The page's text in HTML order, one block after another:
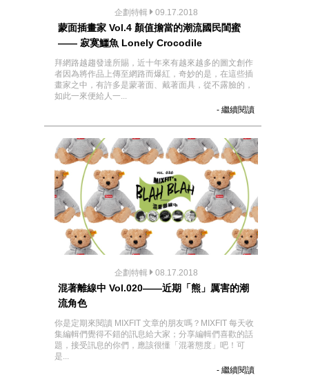
企劃特輯 09.17.2018
蒙面插畫家 Vol.4 顏值擔當的潮流國民閨蜜
—— 寂寞鱷魚 Lonely Crocodile
拜網路越趨發達所賜，近十年來有越來越多的圖文創作
者因為將作品上傳至網路而爆紅，奇妙的是，在這些插
畫家之中，有許多是蒙著面、戴著面具，從不露臉的，
如此一來便給人一...
- 繼續閱讀
企劃特輯 08.17.2018
混著離線中 Vol.020——近期「熊」厲害的潮
流角色
你是定期來閱讀 MIXFIT 文章的朋友嗎？MIXFIT 每天收
集編輯們覺得不錯的訊息給大家；分享編輯們喜歡的話
題，接受訊息的你們，應該很懂「混著態度」吧！可
是...
- 繼續閱讀